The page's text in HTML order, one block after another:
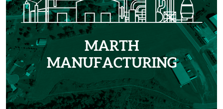
MARTH
MANUFACTURING